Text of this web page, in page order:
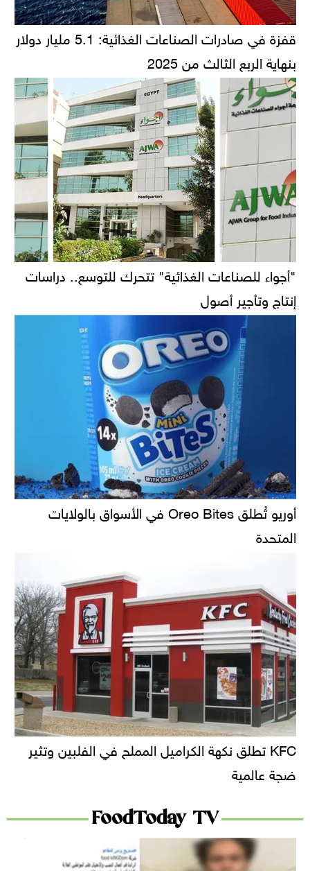
قفزة في صادرات الصناعات الغذائية: 5.1 مليار دولار
بنهاية الربع الثالث من 2025
"أجواء للصناعات الغذائية" تتحرك للتوسع.. دراسات
إنتاج وتأجير أصول
أوريو تُطلق Oreo Bites في الأسواق بالولايات
المتحدة
KFC تطلق نكهة الكراميل المملح في الفلبين وتثير
ضجة عالمية
FoodToday TV